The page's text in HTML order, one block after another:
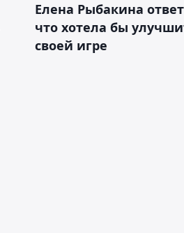
Елена Рыбакина
что хотела бы
своей игре